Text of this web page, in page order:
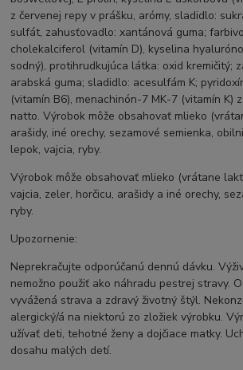
z červenej repy v prášku, arómy, sladidlo:
sulfát, zahusťovadlo: xantánová guma;
cholekalciferol (vitamín D), kyselina
sodný), protihrudkujúca látka: oxid kremičitý;
arabská guma; sladidlo: acesulfám K;
(vitamín B6), menachinón-7 MK-7 (vitamín K)
natto. Výrobok môže obsahovať mlieko
arašidy, iné orechy, sezamové semienka,
lepok, vajcia, ryby.
Výrobok môže obsahovať mlieko (vrátane
vajcia, zeler, horčicu, arašidy a iné orechy,
ryby.
Upozornenie:
Neprekračujte odporúčanú dennú dávku.
nemožno použiť ako náhradu pestrej stravy.
vyvážená strava a zdravý životný štýl.
alergický/á na niektorú zo zložiek výrobku.
užívať deti, tehotné ženy a dojčiace matky.
dosahu malých detí.